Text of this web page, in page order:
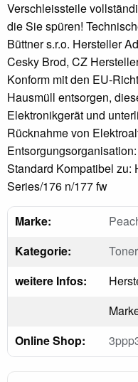
Verschleissteile
die Sie spüren!
Büttner s.r.o. Hersteller
Cesky Brod, CZ
Konform mit den EU-
Hausmüll entsorgen,
Elektronikgerät und
Rücknahme von
Standard Kompatibel zu:
Series/176 n/177 fw
Marke:
Kategorie:
Toner
weitere Infos:
Online Shop: